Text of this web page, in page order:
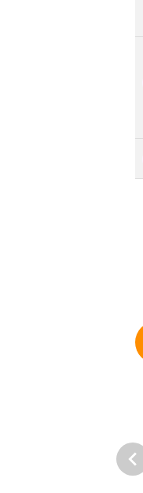
月給 176,000円〜186,000円 